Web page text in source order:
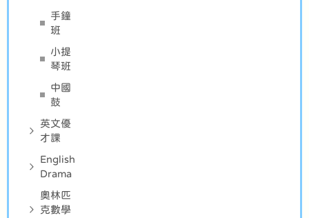
手鐘
班
小提
琴班
中國
鼓
英文優
才課
English
Drama
奧林匹
克數學